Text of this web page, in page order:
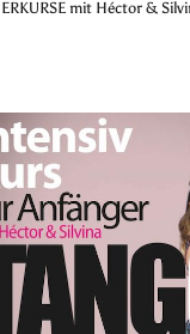
mit Héctor &